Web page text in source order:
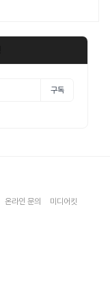
구독
온라인 문의 미디어킷